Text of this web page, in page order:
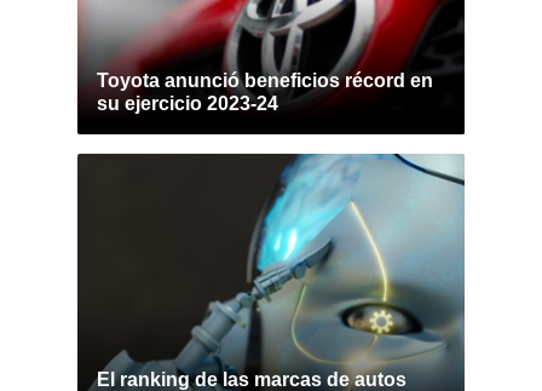
Toyota anunció beneficios récord en
su ejercicio 2023-24
El ranking de las marcas de autos